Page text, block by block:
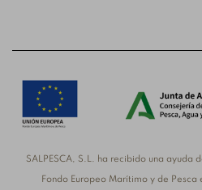
SALPESCA, S.L. ha recibido una ayuda
Fondo Europeo Marítimo y de